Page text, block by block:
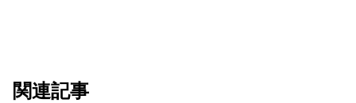
関連記事